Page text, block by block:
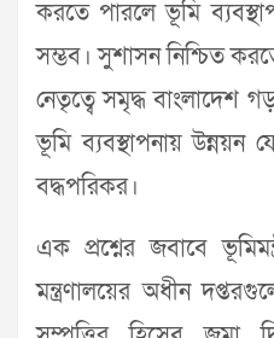
করতে পারলে ভূমি
সম্ভব। সুশাসন নিশ্চিত
নেতৃত্বে সমৃদ্ধ বাংলাদেশ
ভূমি ব্যবস্থাপনায়
বদ্ধপরিকর।
এক প্রশ্নের জবাবে
মন্ত্রণালয়ের অধীন